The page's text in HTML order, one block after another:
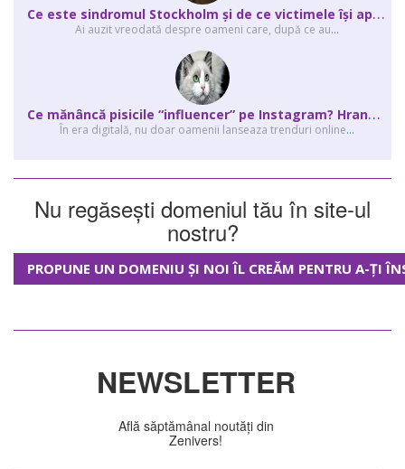
C
e este sindromul Stockholm și de ce victimele își apără agresorii.
Ai auzit vreodată despre oameni care, după ce au...
C
e mănâncă pisicile “influencer” pe Instagram? Hrana lor virală
În era digitală, nu doar oamenii lanseaza trenduri online...
Nu regăsești domeniul tău în site-ul
nostru?
PROPUNE UN DOMENIU ȘI NOI ÎL CREĂM PENTRU A-ȚI
NEWSLETTER
Află săptămânal noutăți din
Zenivers!